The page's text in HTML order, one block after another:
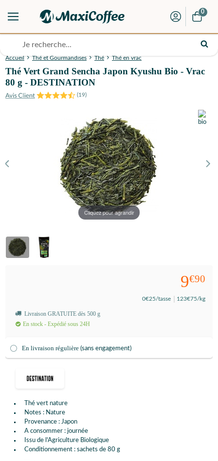
0
Accueil Thé et Gourmandises Thé Thé en vrac
Thé Vert Grand Sencha Japon Kyushu Bio - Vrac
80 g - DESTINATION
(19)
Cliquez pour agrandir
Thé vert nature
Notes : Nature
Provenance : Japon
A consommer : journée
Issu de l'Agriculture Biologique
Conditionnement : sachets de 80 g
9€90
0€25/tasse 123€75/kg
Livraison GRATUITE dès 500 g
En stock - Expédié sous 24H
En livraison régulière (sans engagement)